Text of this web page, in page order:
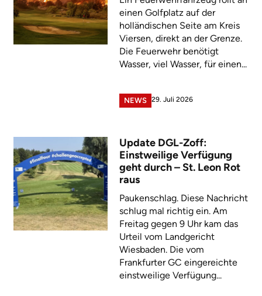
einen Golfplatz auf der
holländischen Seite am Kreis
Viersen, direkt an der Grenze.
Die Feuerwehr benötigt
Wasser, viel Wasser, für einen...
NEWS 29. Juli 2026
Update DGL-Zoff:
Einstweilige Verfügung
geht durch – St. Leon Rot
raus
Paukenschlag. Diese Nachricht
schlug mal richtig ein. Am
Freitag gegen 9 Uhr kam das
Urteil vom Landgericht
Wiesbaden. Die vom
Frankfurter GC eingereichte
einstweilige Verfügung...